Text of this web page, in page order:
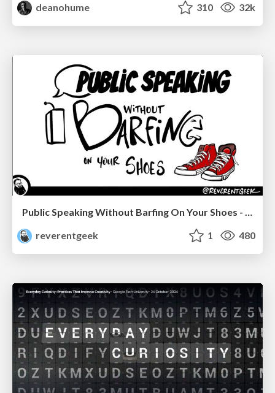
deanohume
310 32k
Public Speaking Without Barfing On Your Shoes - THAT 2023
reverentgeek
1 480